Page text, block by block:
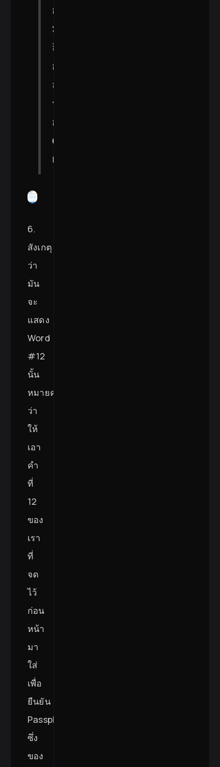
กล้อง
มือ
ถือ
กล้อง
ถ่าย
รูป
กล้อง
CCTV
เป็นต้น
6.
สังเกตุ
ว่า
มัน
จะ
แสดง
Word
#12
นั้น
หมายความ
ว่า
ให้
เอา
คำ
ที่
12
ของ
เรา
ที่
จด
ไว้
ก่อน
หน้า
มา
ใส่
เพื่อ
ยืนยัน
Passphrase
ซึ่ง
ของ